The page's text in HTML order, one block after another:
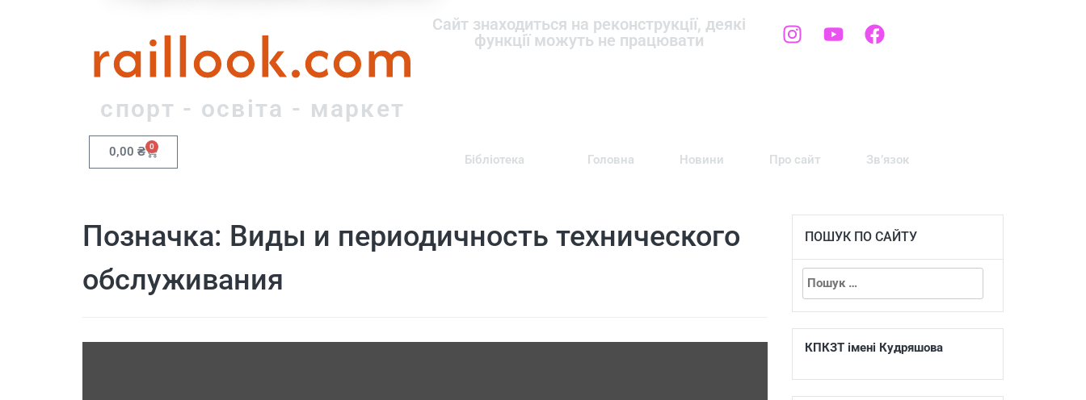
raillook.com
спорт - освіта - маркет
Сайт знаходиться на реконструкції, деякі
функції можуть не працювати
0,00 ₴ 0
Бібліотека Головна Новини Про сайт Зв’язок
Позначка: Виды и периодичность технического
обслуживания
ПОШУК ПО САЙТУ
КПКЗТ імені Кудряшова